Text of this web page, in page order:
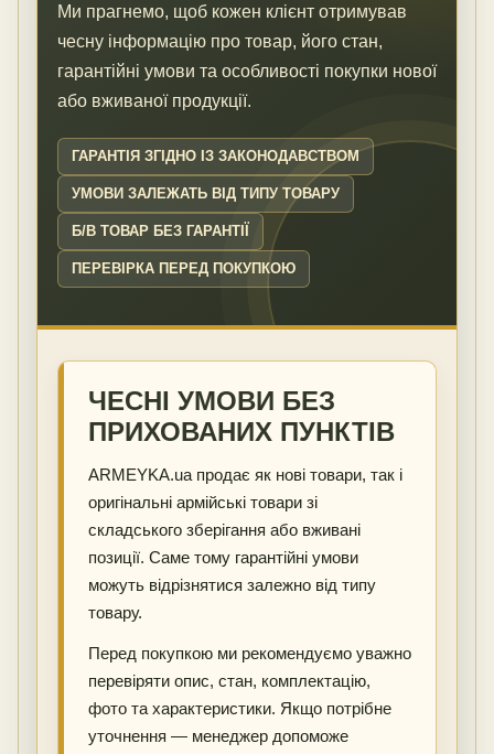
Ми прагнемо, щоб кожен клієнт отримував
чесну інформацію про товар, його стан,
гарантійні умови та особливості покупки нової
або вживаної продукції.
ГАРАНТІЯ ЗГІДНО ІЗ ЗАКОНОДАВСТВОМ
УМОВИ ЗАЛЕЖАТЬ ВІД ТИПУ ТОВАРУ
Б/В ТОВАР БЕЗ ГАРАНТІЇ
ПЕРЕВІРКА ПЕРЕД ПОКУПКОЮ
ЧЕСНІ УМОВИ БЕЗ
ПРИХОВАНИХ ПУНКТІВ
ARMEYKA.ua продає як нові товари, так і
оригінальні армійські товари зі
складського зберігання або вживані
позиції. Саме тому гарантійні умови
можуть відрізнятися залежно від типу
товару.
Перед покупкою ми рекомендуємо уважно
перевіряти опис, стан, комплектацію,
фото та характеристики. Якщо потрібне
уточнення — менеджер допоможе